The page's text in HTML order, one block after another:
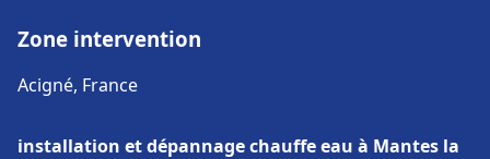
Zone intervention
Acigné, France
installation et dépannage chauffe eau à Mantes la